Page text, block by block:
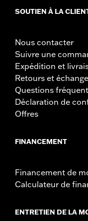
SOUTIEN À LA
Nous contacter
Suivre une
Expédition et
Retours et
Questions
Déclaration de
Offres
FINANCEMENT
Financement de
Calculateur de
ENTRETIEN DE LA